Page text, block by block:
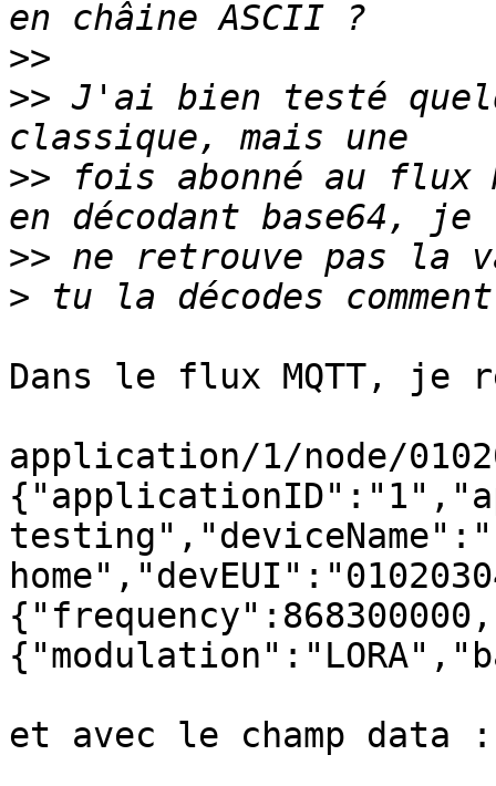
>>
>> J'ai bien testé
>> fois abonné au flux
>>
>
Dans le flux MQTT, je
application/1/node/
et avec le champ data :